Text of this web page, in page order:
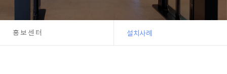
홍보센터 설치사례